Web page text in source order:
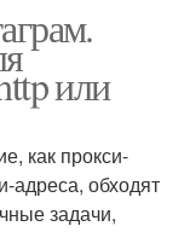
или
как прокси-
обходят
задачи,